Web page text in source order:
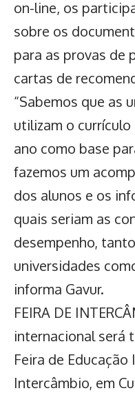
on-line, os
sobre os
para as provas de
cartas de
“Sabemos que as
utilizam o
ano como base
fazemos um
dos alunos e os
quais seriam as
desempenho,
universidades
informa Gavur.
FEIRA DE
internacional será
Feira de
Intercâmbio, em